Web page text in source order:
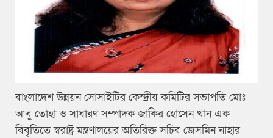
বাংলাদেশ উন্নয়ন সোসাইটির কেন্দ্রীয় কমিটির সভাপতি মোঃ
আবু তোহা ও সাধারণ সম্পাদক জাকির হোসেন খান এক
বিবৃতিতে স্বরাষ্ট্র মন্ত্রণালয়ের অতিরিক্ত সচিব জেসমিন নাহার